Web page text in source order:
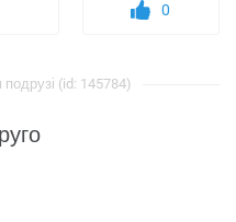
0
подрузі (id: 145784)